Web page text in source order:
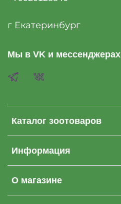
Каталог зоотоваров
Информация
О магазине
г Екатеринбург
Мы в VK и мессенджерах